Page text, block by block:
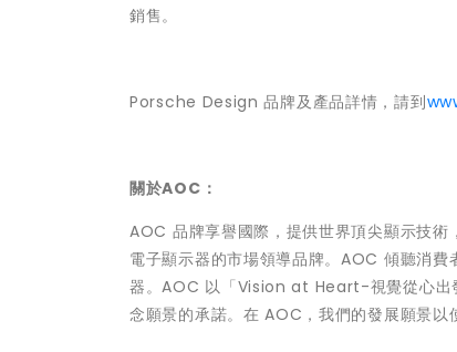
銷售。
Porsche Design 品牌及產品詳情，請到
關於AOC：
AOC 品牌享譽國際，提供世界頂尖顯示技
電子顯示器的市場領導品牌。AOC 傾聽消
器。AOC 以「Vision at Heart-視覺從心出
念願景的承諾。在 AOC，我們的發展願景以